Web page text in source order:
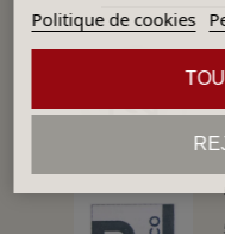
Politique de cookies